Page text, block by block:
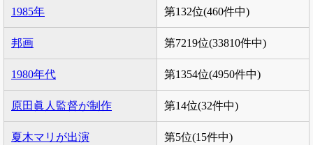
1985年 第132位(460件中)
邦画 第7219位(33810件中)
1980年代 第1354位(4950件中)
原田眞人監督が制作 第14位(32件中)
夏木マリが出演 第5位(15件中)